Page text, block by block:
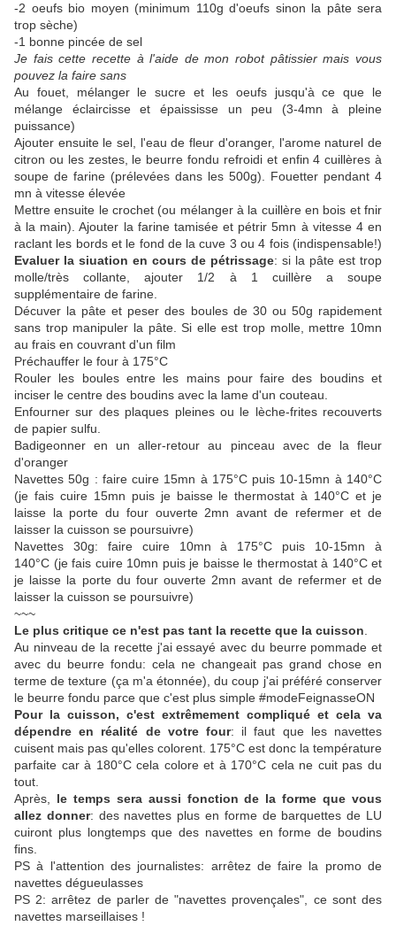
-2 oeufs bio moyen (minimum 110g d'oeufs sinon la pâte sera
trop sèche)
-1 bonne pincée de sel
Je fais cette recette à l'aide de mon robot pâtissier mais vous
pouvez la faire sans
Au fouet, mélanger le sucre et les oeufs jusqu'à ce que le
mélange éclaircisse et épaississe un peu (3-4mn à pleine
puissance)
Ajouter ensuite le sel, l'eau de fleur d'oranger, l'arome naturel de
citron ou les zestes, le beurre fondu refroidi et enfin 4 cuillères à
soupe de farine (prélevées dans les 500g). Fouetter pendant 4
mn à vitesse élevée
Mettre ensuite le crochet (ou mélanger à la cuillère en bois et fnir
à la main). Ajouter la farine tamisée et pétrir 5mn à vitesse 4 en
raclant les bords et le fond de la cuve 3 ou 4 fois (indispensable!)
Evaluer la siuation en cours de pétrissage: si la pâte est trop
molle/très collante, ajouter 1/2 à 1 cuillère a soupe
supplémentaire de farine.
Décuver la pâte et peser des boules de 30 ou 50g rapidement
sans trop manipuler la pâte. Si elle est trop molle, mettre 10mn
au frais en couvrant d'un film
Préchauffer le four à 175°C
Rouler les boules entre les mains pour faire des boudins et
inciser le centre des boudins avec la lame d'un couteau.
Enfourner sur des plaques pleines ou le lèche-frites recouverts
de papier sulfu.
Badigeonner en un aller-retour au pinceau avec de la fleur
d'oranger
Navettes 50g : faire cuire 15mn à 175°C puis 10-15mn à 140°C
(je fais cuire 15mn puis je baisse le thermostat à 140°C et je
laisse la porte du four ouverte 2mn avant de refermer et de
laisser la cuisson se poursuivre)
Navettes 30g: faire cuire 10mn à 175°C puis 10-15mn à
140°C (je fais cuire 10mn puis je baisse le thermostat à 140°C et
je laisse la porte du four ouverte 2mn avant de refermer et de
laisser la cuisson se poursuivre)
~~~
Le plus critique ce n'est pas tant la recette que la cuisson
Au ninveau de la recette j'ai essayé avec du beurre pommade et
avec du beurre fondu: cela ne changeait pas grand chose en
terme de texture (ça m'a étonnée), du coup j'ai préféré conserver
le beurre fondu parce que c'est plus simple #modeFeignasseON
Pour la cuisson, c'est extrêmement compliqué et cela va
dépendre en réalité de votre four: il faut que les navettes
cuisent mais pas qu'elles colorent. 175°C est donc la température
parfaite car à 180°C cela colore et à 170°C cela ne cuit pas du
tout.
Après, le temps sera aussi fonction de la forme que vous
allez donner: des navettes plus en forme de barquettes de LU
cuiront plus longtemps que des navettes en forme de boudins
fins.
PS à l'attention des journalistes: arrêtez de faire la promo de
navettes dégueulasses
PS 2: arrêtez de parler de "navettes provençales", ce sont des
navettes marseillaises !